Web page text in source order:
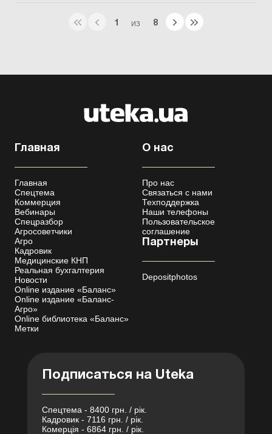
1 ИЗ 8
Главная
Главная
Спецтема
Коммерция
Вебинары
Спецразбор
Агросоветчики
Агро
Кадровик
Медицинские КНП
Реальная бухгалтерия
Новости
Online издание «Баланс»
Online издание «Баланс-
Агро»
Online библиотека «Баланс»
Метки
О нас
Про нас
Связаться с нами
Техподдержка
Наши телефоны
Пользовательское
соглашение
Партнеры
Depositphotos
Подписаться на Uteka
Спецтема - 8400 грн. / рік.
Кадровик - 7116 грн. / рік.
Комерція - 6864 грн. / рік.